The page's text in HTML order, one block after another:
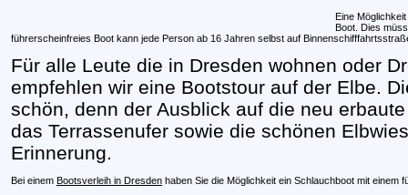
Eine
Boot. Dies
führerscheinfreies Boot kann jede Person ab 16 Jahren selbst auf
Für alle Leute die in Dresden wohnen oder
empfehlen wir eine Bootstour auf der Elbe.
schön, denn der Ausblick auf die neu
das Terrassenufer sowie die schönen
Erinnerung.
Bei einem Bootsverleih in Dresden haben Sie die Möglichkeit ein Schlauchboot mit